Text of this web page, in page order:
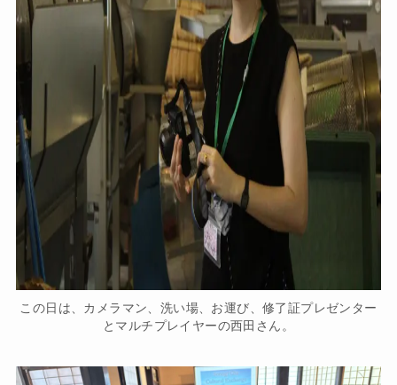
この日は、カメラマン、洗い場、お運び、修了証プレゼンター
とマルチプレイヤーの西田さん。